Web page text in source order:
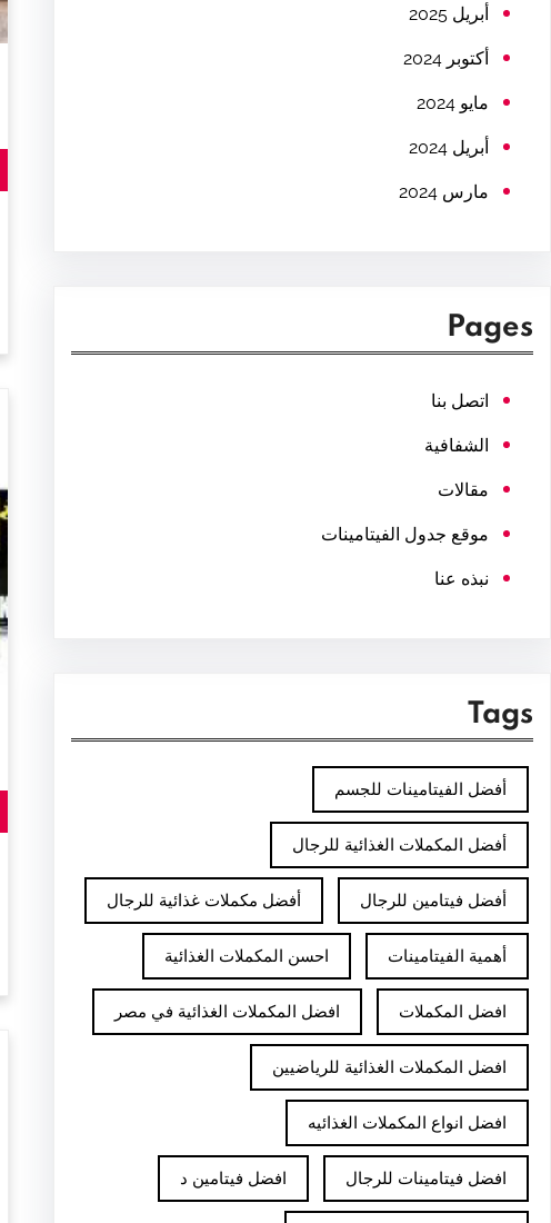
أبريل 2025
أكتوبر 2024
مايو 2024
أبريل 2024
مارس 2024
Pages
اتصل بنا
الشفافية
مقالات
موقع جدول الفيتامينات
نبذه عنا
Tags
أفضل الفيتامينات للجسم
أفضل المكملات الغذائية للرجال
أفضل فيتامين للرجال أفضل مكملات غذائية للرجال
أهمية الفيتامينات احسن المكملات الغذائية
افضل المكملات افضل المكملات الغذائية في مصر
افضل المكملات الغذائية للرياضيين
افضل انواع المكملات الغذائيه
افضل فيتامينات للرجال افضل فيتامين د